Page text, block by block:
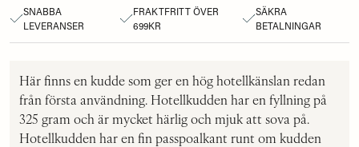
SNABBA
LEVERANSER
FRAKTFRITT ÖVER
699KR
SÄKRA
BETALNINGAR
Här finns en kudde som ger en hög hotellkänslan redan
från första användning. Hotellkudden har en fyllning på
325 gram och är mycket härlig och mjuk att sova på.
Hotellkudden har en fin passpoalkant runt om kudden